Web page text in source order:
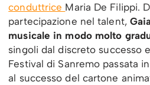
conduttrice Maria De Filippi.
partecipazione nel talent,
musicale in modo molto
singoli dal discreto successo
Festival di Sanremo passata
al successo del cartone